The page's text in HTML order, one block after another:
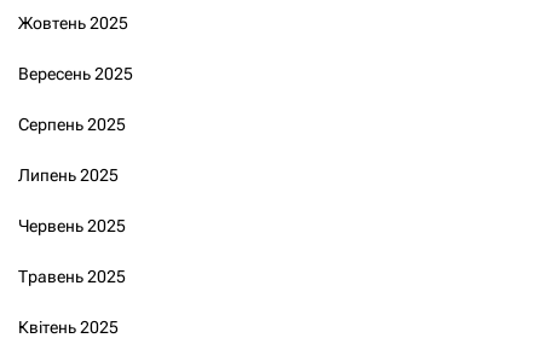
Жовтень 2025
Вересень 2025
Серпень 2025
Липень 2025
Червень 2025
Травень 2025
Квітень 2025